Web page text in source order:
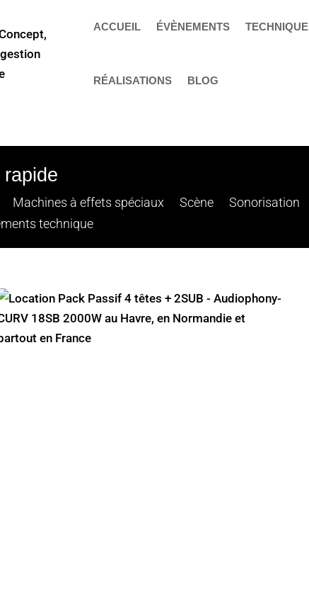
ACCUEIL ÉVÈNEMENTS TECHNIQUE
RÉALISATIONS BLOG
Machines à effets spéciaux Scène Sonorisation
technique